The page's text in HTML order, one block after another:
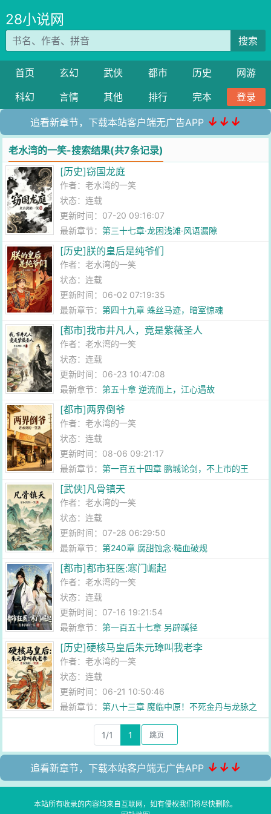
28小说网
搜索
首页 玄幻 武侠 都市 历史
网游
科幻
言情 其他 排行 完本 登录
追看新章节，下载本站客户端无广告APP ↓↓↓
老水湾的一笑-搜索结果(共7条记录)
[历史]窃国龙庭
作者：老水湾的一笑
状态：连载
更新时间：07-20 09:16:07
最新章节：第三十七章·龙困浅滩·风语漏隙
[历史]朕的皇后是纯爷们
作者：老水湾的一笑
状态：连载
更新时间：06-02 07:19:35
最新章节：第四十九章 蛛丝马迹，暗室惊魂
[都市]我市井凡人，竟是紫薇圣人
作者：老水湾的一笑
状态：连载
更新时间：06-23 10:47:08
最新章节：第五十章 逆流而上，江心遇故
[都市]两界倒爷
作者：老水湾的一笑
状态：连载
更新时间：08-06 09:21:17
最新章节：第一百五十四章 鹏城论剑，不上市的王
[武侠]凡骨镇天
作者：老水湾的一笑
状态：连载
更新时间：07-28 06:29:50
最新章节：第240章 腐甜蚀念·糙血破规
[都市]都市狂医:寒门崛起
作者：老水湾的一笑
状态：连载
更新时间：07-16 19:21:54
最新章节：第一百五十七章 另辟蹊径
[历史]硬核马皇后朱元璋叫我老李
作者：老水湾的一笑
状态：连载
更新时间：06-21 10:50:46
最新章节：第八十三章 魔临中原！不死金丹与龙脉之
争
1/1
1
追看新章节，下载本站客户端无广告APP ↓↓↓
本站所有收录的内容均来自互联网，如有侵权我们将尽快删除。